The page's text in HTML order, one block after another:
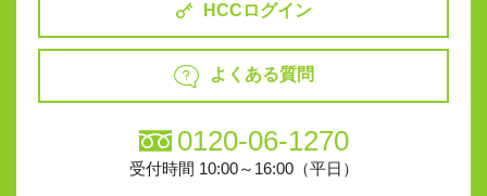
HCCログイン
よくある質問
0120-06-1270
受付時間 10:00～16:00（平日）